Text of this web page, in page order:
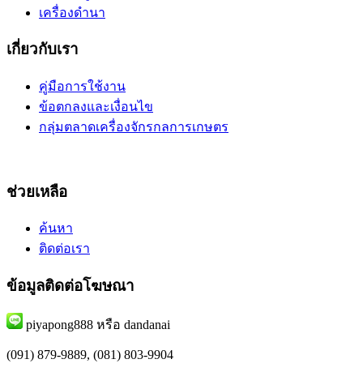
เครื่องดำนา
เกี่ยวกับเรา
คู่มือการใช้งาน
ข้อตกลงและเงื่อนไข
กลุ่มตลาดเครื่องจักรกลการเกษตร
ช่วยเหลือ
ค้นหา
ติดต่อเรา
ข้อมูลติดต่อโฆษณา
piyapong888 หรือ dandanai
(091) 879-9889, (081) 803-9904